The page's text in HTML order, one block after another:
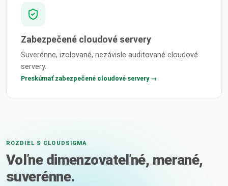
Zabezpečené cloudové servery
Suverénne, izolované, nezávisle auditované cloudové
servery.
Preskúmať zabezpečené cloudové servery →
ROZDIEL S CLOUDSIGMA
Voľne dimenzovateľné, merané,
suverénne.